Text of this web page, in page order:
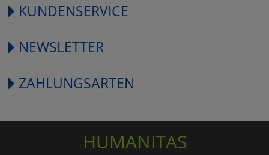
KUNDENSERVICE
NEWSLETTER
ZAHLUNGSARTEN
HUMANITAS